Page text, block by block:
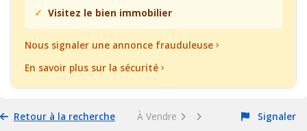
Visitez le bien immobilier
Nous signaler une annonce frauduleuse
En savoir plus sur la sécurité
Retour à la recherche À Vendre Signaler